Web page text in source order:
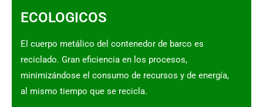
ECOLOGICOS
El cuerpo metálico del contenedor de barco es
reciclado. Gran eficiencia en los procesos,
minimizándose el consumo de recursos y de energía,
al mismo tiempo que se recicla.